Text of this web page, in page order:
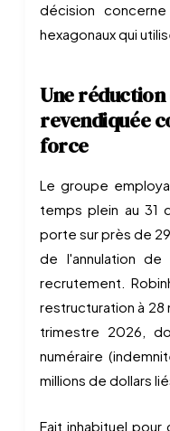
décision
hexagonaux qui
Une
revendiquée
force
Le groupe
temps plein au 31
porte sur près de
de l'annulation
recrutement.
restructuration à 28
trimestre 2026,
numéraire
millions de dollars
Fait inhabituel